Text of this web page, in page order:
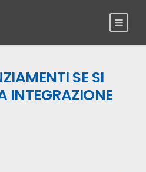
SE SI
INTEGRAZIONE